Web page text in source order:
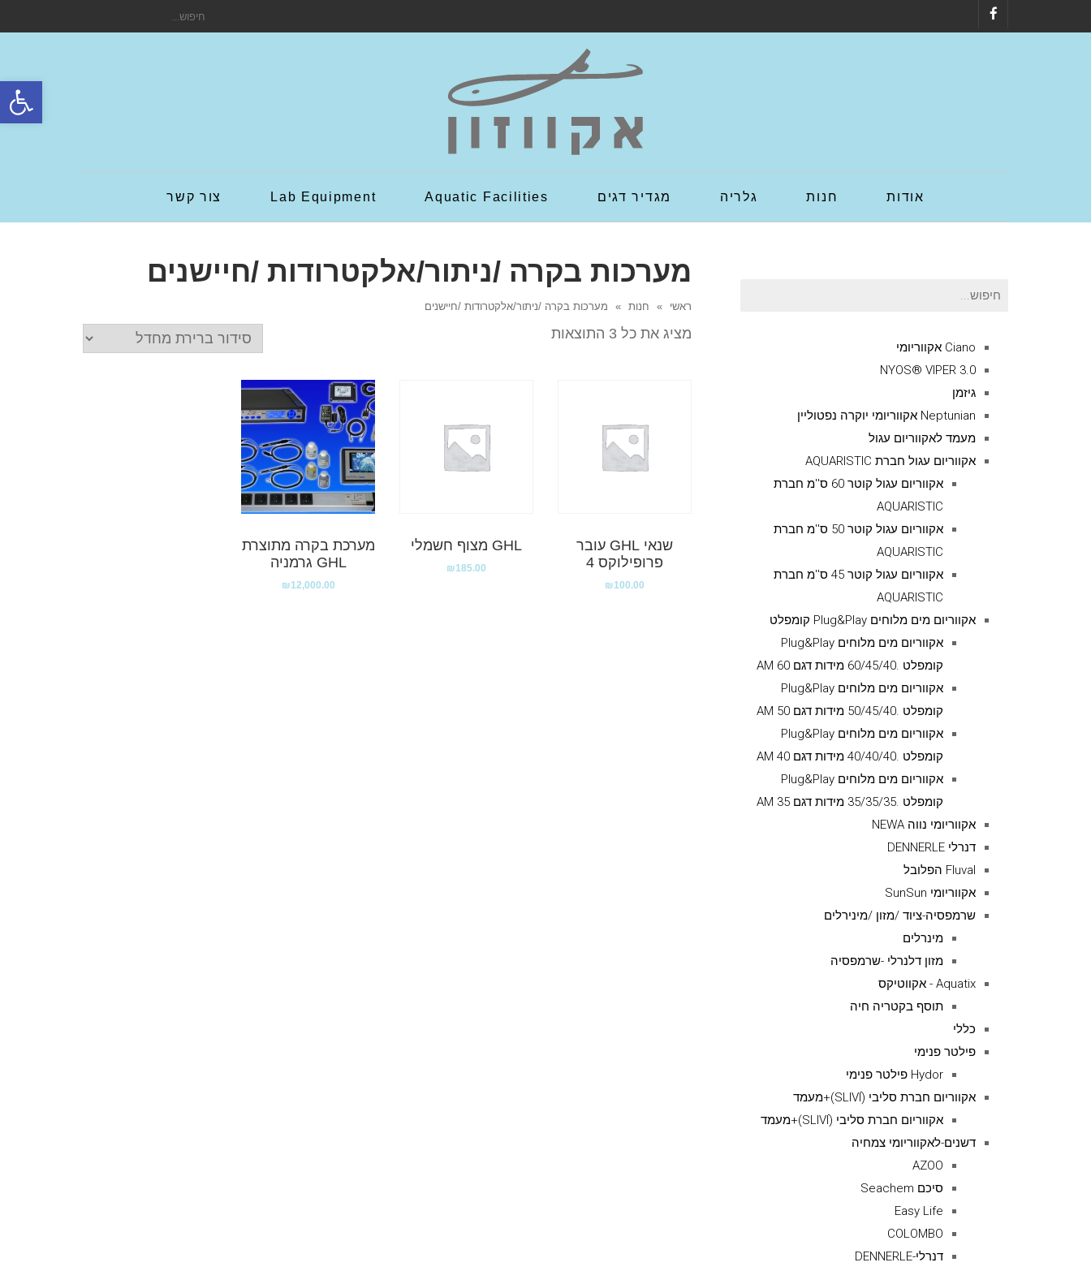
פתח
חיפוש
אודות חנות גלריה מגדיר דגים Aquatic Facilities
Lab Equipment צור קשר
מערכות בקרה /ניתור/אלקטרודות /חיישנים
ראשי » חנות » מערכות בקרה /ניתור/אלקטרודות /חיישנים
מציג את כל 3 התוצאות
שנאי GHL עובר
פרופילוקס 4
₪100.00
GHL מצוף חשמלי
₪185.00
מערכת בקרה מתוצרת
GHL גרמניה
₪12,000.00
חיפוש
Ciano אקווריומי
NYOS® VIPER 3.0
גיזמן
Neptunian אקווריומי יוקרה נפטוליין
מעמד לאקווריום עגול
אקווריום עגול חברת AQUARISTIC
אקווריום עגול קוטר 60 ס''מ חברת
AQUARISTIC
אקווריום עגול קוטר 50 ס''מ חברת
AQUARISTIC
אקווריום עגול קוטר 45 ס''מ חברת
AQUARISTIC
אקווריום מים מלוחים Plug&Play קומפלט
אקווריום מים מלוחים Plug&Play
קומפלט .60/45/40 מידות דגם AM 60
אקווריום מים מלוחים Plug&Play
קומפלט .50/45/40 מידות דגם AM 50
אקווריום מים מלוחים Plug&Play
קומפלט .40/40/40 מידות דגם AM 40
אקווריום מים מלוחים Plug&Play
קומפלט .35/35/35 מידות דגם AM 35
אקווריומי נווה NEWA
דנרלי DENNERLE
Fluval הפלובל
אקווריומי SunSun
שרמפסיה-ציוד /מזון /מינירלים
מינרלים
מזון דלנרלי -שרמפסיה
Aquatix - אקווטיקס
תוסף בקטריה חיה
כללי
פילטר פנימי
Hydor פילטר פנימי
אקווריום חברת סליבי (SLIVIׂׂ)+מעמד
אקווריום חברת סליבי (SLIVIׂׂ)+מעמד
דשנים-לאקווריומי צמחיה
AZOO
סיכם Seachem
Easy Life
COLOMBO
דנרלי-DENNERLE